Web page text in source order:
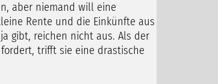
aber niemand will eine
Rente und die Einkünfte aus
gibt, reichen nicht aus. Als der
trifft sie eine drastische